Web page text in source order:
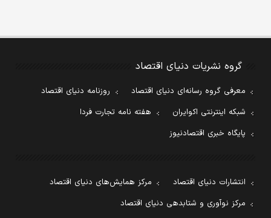
گروه نشریات دنیای اقتصاد
معرفی گروه رسانه‌ای دنیای اقتصاد
روزنامه دنیای اقتصاد
شبکه اینترنتی اکوایران
هفته نامه تجارت فردا
پایگاه خبری اقتصادنیوز
انتشارات دنیای اقتصاد
مرکز همایش‌های دنیای اقتصاد
مرکز نوآوری و شتابدهی دنیای اقتصاد